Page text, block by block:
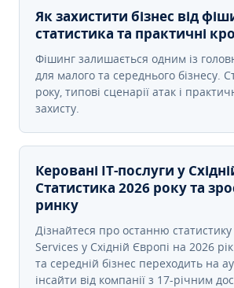
Як захистити бізнес від
статистика та практичні
Фішинг залишається одним із
для малого та середнього бізнесу.
року, типові сценарії атак і
захисту.
Керовані ІТ-послуги у
Статистика 2026 року та
ринку
Дізнайтеся про останню
Services у Східній Європі на 2026
та середній бізнес переходить на
інсайти від компанії з 17-річним